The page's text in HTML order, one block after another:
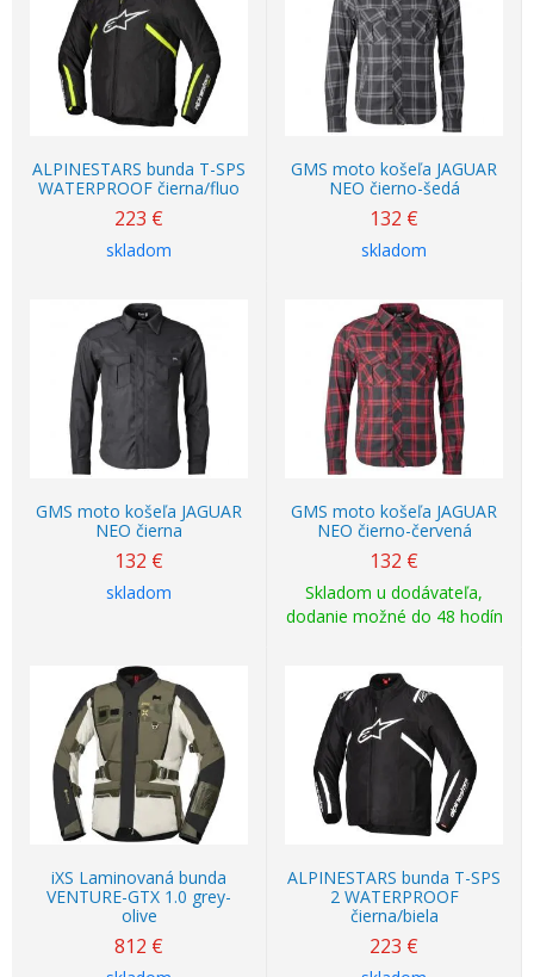
ALPINESTARS bunda T-SPS
WATERPROOF čierna/fluo
223 €
skladom
GMS moto košeľa JAGUAR
NEO čierno-šedá
132 €
skladom
GMS moto košeľa JAGUAR
NEO čierna
132 €
skladom
GMS moto košeľa JAGUAR
NEO čierno-červená
132 €
Skladom u dodávateľa,
dodanie možné do 48 hodín
iXS Laminovaná bunda
VENTURE-GTX 1.0 grey-
olive
812 €
ALPINESTARS bunda T-SPS
2 WATERPROOF
čierna/biela
223 €